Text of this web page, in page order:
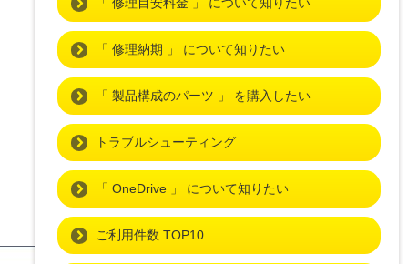
「 修理納期 」 について知りたい
「 製品構成のパーツ 」 を購入したい
トラブルシューティング
「 OneDrive 」 について知りたい
ご利用件数 TOP10